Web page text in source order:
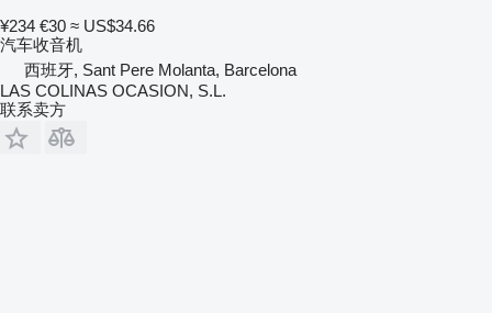
¥234 €30 ≈ US$34.66
汽车收音机
西班牙, Sant Pere Molanta, Barcelona
LAS COLINAS OCASION, S.L.
联系卖方